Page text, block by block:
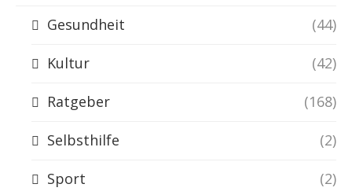
Gesundheit (44)
Kultur (42)
Ratgeber (168)
Selbsthilfe (2)
Sport (2)